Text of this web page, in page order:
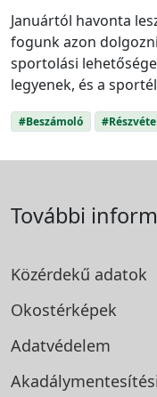
Januártól havonta
fogunk azon
sportolási
legyenek, és a
#Beszámoló
További
Közérdekű adatok
Okostérképek
Adatvédelem
Akadálymentesítési